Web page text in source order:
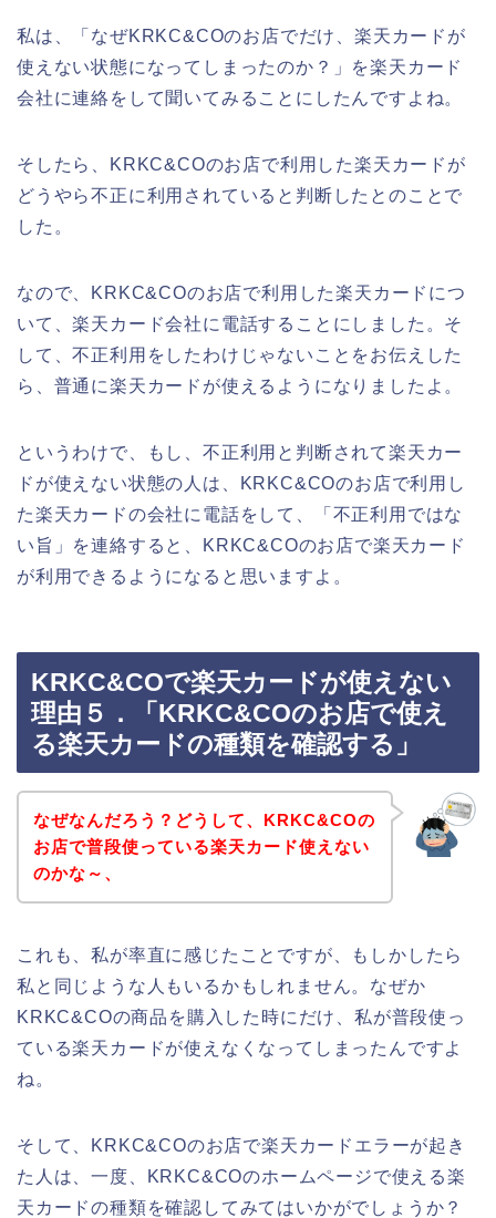
私は、「なぜKRKC&COのお店でだけ、楽天カードが
使えない状態になってしまったのか？」を楽天カード
会社に連絡をして聞いてみることにしたんですよね。
そしたら、KRKC&COのお店で利用した楽天カードが
どうやら不正に利用されていると判断したとのことで
した。
なので、KRKC&COのお店で利用した楽天カードにつ
いて、楽天カード会社に電話することにしました。そ
して、不正利用をしたわけじゃないことをお伝えした
ら、普通に楽天カードが使えるようになりましたよ。
というわけで、もし、不正利用と判断されて楽天カー
ドが使えない状態の人は、KRKC&COのお店で利用し
た楽天カードの会社に電話をして、「不正利用ではな
い旨」を連絡すると、KRKC&COのお店で楽天カード
が利用できるようになると思いますよ。
KRKC&COで楽天カードが使えない
理由５．「KRKC&COのお店で使え
る楽天カードの種類を確認する」
なぜなんだろう？どうして、KRKC&COの
お店で普段使っている楽天カード使えない
のかな～、
これも、私が率直に感じたことですが、もしかしたら
私と同じような人もいるかもしれません。なぜか
KRKC&COの商品を購入した時にだけ、私が普段使っ
ている楽天カードが使えなくなってしまったんですよ
ね。
そして、KRKC&COのお店で楽天カードエラーが起き
た人は、一度、KRKC&COのホームページで使える楽
天カードの種類を確認してみてはいかがでしょうか？